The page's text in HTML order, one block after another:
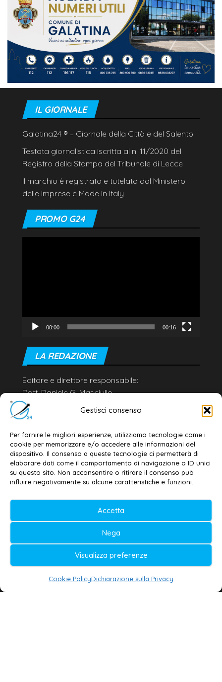
Gestisci consenso
Per fornire le migliori esperienze, utilizziamo tecnologie come i
cookie per memorizzare e/o accedere alle informazioni del
dispositivo. Il consenso a queste tecnologie ci permetterà di
elaborare dati come il comportamento di navigazione o ID unici
su questo sito. Non acconsentire o ritirare il consenso può
influire negativamente su alcune caratteristiche e funzioni.
Accetta
Nega
Visualizza preferenze
Cookie PolicyDichiarazione sulla Privacy
IL GIORNALE
Galatina24 ® – Giornale della Città e del Salento
Testata giornalistica iscritta al n. 11/2020 del
Registro della Stampa del Tribunale di Lecce
Il marchio è registrato e tutelato dal Ministero
delle Imprese e Made in Italy
PROMO G24
00:00 00:16
LA REDAZIONE
Editore e direttore responsabile:
Dott. Daniele G. Masciullo
Email:
redazione@galatina24.it
Privacy policy–Cookie policy
© 2020-2026 | Galatina24 ®
Testata iscritta al n. 11/2020 Registro della
Stampa Tribunale di Lecce
Editore e direttore responsabile:
Daniele G. Masciullo
Galatina24 è marchio registrato dal Ministero
delle Imprese